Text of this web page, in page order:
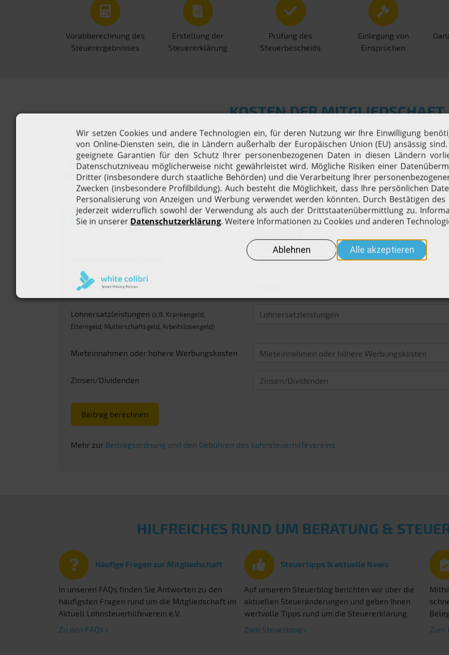
Vorabberechnung des
Steuerergebnisses
Erstellung der
Steuererklärung
Prüfung des
Steuerbescheids
Einlegung von
Einsprüchen
KOSTEN DER MITGLIEDSCHAFT
Qualitative Beratung & faire
Im Rahmen der Mitgliedschaft zahlen Sie eine einmalige Aufnahmegebühr und einen jährlichen
Ihrem Bruttojahreseinkommen, das bedeutet, wenn Sie weniger verdienen, zahlen Sie auch einen
können Sie sich Ihren voraussichtlichen Mitgliedsbeitrag ganz einfach
Berechnen Sie Ihren Mitgliedsbeitrag
Rente/-n
Lohnersatzleistungen (z.B. Krankengeld,
Elterngeld, Mutterschaftsgeld, Arbeitslosengeld)
Mieteinnahmen oder höhere Werbungskosten
Zinsen/Dividenden
Beitrag berechnen
Mehr zur Beitragsordnung und den Gebühren des Lohnsteuerhilfevereins.
HILFREICHES RUND UM BERATUNG &
Häufige Fragen zur Mitgliedschaft
In unseren FAQs finden Sie Antworten zu den
häufigsten Fragen rund um die Mitgliedschaft im
Aktuell Lohnsteuerhilfeverein e.V.
Zu den FAQs
Steuertipps & aktuelle News
Auf unserem Steuerblog berichten wir über die
aktuellen Steueränderungen und geben Ihnen
wertvolle Tipps rund um die Steuererklärung.
Zum Steuerblog
Zum